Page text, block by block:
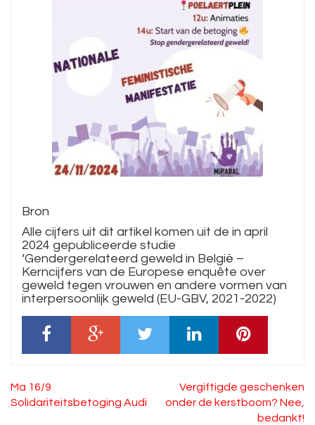
Bron
Alle cijfers uit dit artikel komen uit de in april
2024 gepubliceerde studie
‘Gendergerelateerd geweld in België –
Kerncijfers van de Europese enquête over
geweld tegen vrouwen en andere vormen van
interpersoonlijk geweld (EU-GBV, 2021-2022)
Bericht
navigatie
Ma 16/9
Solidariteitsbetoging Audi
Vergiftigde geschenken
onder de kerstboom? Nee,
bedankt!